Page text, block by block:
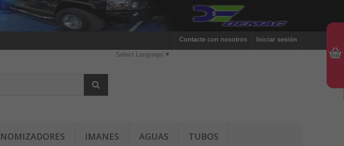
Iniciar sesión
Contacte con nosotros
IMANES AGUAS TUBOS
Select Language ▼